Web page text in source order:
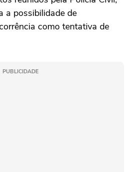
a possibilidade de
como tentativa de
PUBLICIDADE